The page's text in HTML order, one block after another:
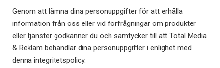
Genom att lämna dina personuppgifter för att erhålla
information från oss eller vid förfrågningar om produkter
eller tjänster godkänner du och samtycker till att Total Media
& Reklam behandlar dina personuppgifter i enlighet med
denna integritetspolicy.